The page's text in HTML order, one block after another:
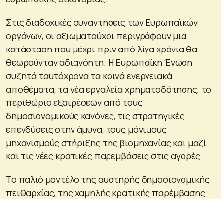
Στις διαδοχικές συναντήσεις των Ευρωπαϊκών
οργάνων, οι αξιωματούχοι περιγράφουν μια
κατάσταση που μέχρι πριν από λίγα χρόνια θα
θεωρούνταν αδιανόητη. Η Ευρωπαϊκή Ένωση
συζητά ταυτόχρονα τα κοινά ενεργειακά
αποθέματα, τα νέα εργαλεία χρηματοδότησης, το
περιθώριο εξαιρέσεων από τους
δημοσιονομικούς κανόνες, τις στρατηγικές
επενδύσεις στην άμυνα, τους μόνιμους
μηχανισμούς στήριξης της βιομηχανίας και μαζί
και τις νέες κρατικές παρεμβάσεις στις αγορές
Το παλιό μοντέλο της αυστηρής δημοσιονομικής
πειθαρχίας, της χαμηλής κρατικής παρέμβασης